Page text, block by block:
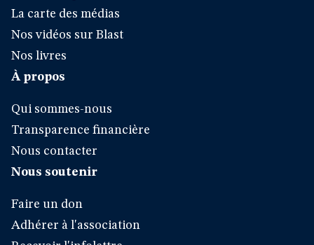
La carte des médias
Nos vidéos sur Blast
Nos livres
À propos
Qui sommes-nous
Transparence financière
Nous contacter
Nous soutenir
Faire un don
Adhérer à l'association